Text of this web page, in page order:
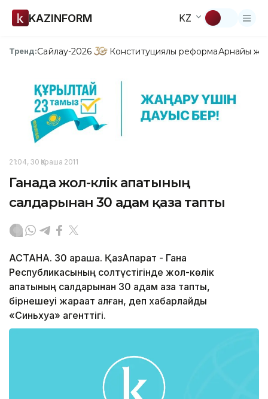
KAZINFORM KZ
Тренд:Сайлау-2026 Конституциялық реформаАрнайы
21:04, 30 Қараша 2011
Ганада жол-көлік апатының
салдарынан 30 адам қаза тапты
АСТАНА. 30 қараша. ҚазАқпарат - Гана
Республикасының солтүстігінде жол-көлік
апатының салдарынан 30 адам қаза тапты,
бірнешеуі жарақат алған, деп хабарлайды
«Синьхуа» агенттігі.